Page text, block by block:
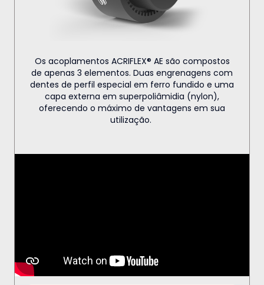
Os acoplamentos ACRIFLEX® AE são compostos
de apenas 3 elementos. Duas engrenagens com
dentes de perfil especial em ferro fundido e uma
capa externa em superpoliâmidia (nylon),
oferecendo o máximo de vantagens em sua
utilização.